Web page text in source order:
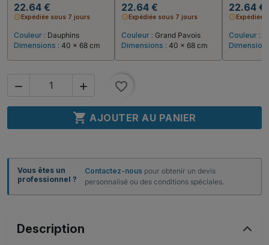
22.64 €
scheduleExpédiée sous 7 jours
Couleur : Dauphins
Dimensions : 40 x 68 cm
22.64 €
scheduleExpédiée sous 7 jours
Couleur : Grand Pavois
Dimensions : 40 x 68 cm
22.64 €
scheduleExpédiée
Couleur :
  favorite_border
 AJOUTER AU PANIER
Vous êtes un
professionnel ?
Contactez-nous pour obtenir un devis
personnalisé ou des conditions spéciales.
Description